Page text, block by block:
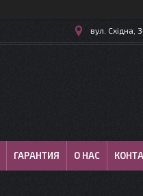
вул. Східна,
ГАРАНТИЯ О НАС